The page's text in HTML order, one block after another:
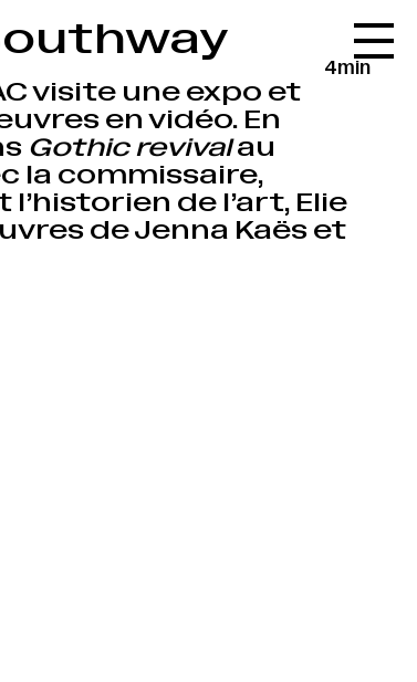
Accueil
Le réseau
L'agenda
La carte
Le festival
4min
visite une expo et
en vidéo. En
Gothic revivalau
la commissaire,
de l’art, Elie
de Jenna Kaës et